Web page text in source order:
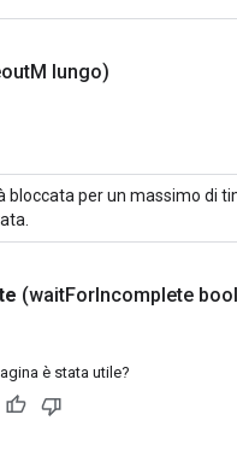
M lungo)
bloccata per un massimo di
(waitForIncomplete
è stata utile?